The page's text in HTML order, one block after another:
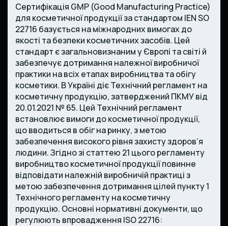
Сертифікація GMP (Good Manufacturing Practice)
для косметичної продукції за стандартом IEN SO
22716 базується на міжнародних вимогах до
якості та безпеки косметичних засобів. Цей
стандарт є загальновизнаним у Європі та світі й
забезпечує дотримання належної виробничої
практики на всіх етапах виробництва та обігу
косметики. В Україні діє Технічний регламент на
косметичну продукцію, затверджений ПКМУ від
20.01.2021 № 65. Цей Технічний регламент
встановлює вимоги до косметичної продукції,
що вводиться в обіг на ринку, з метою
забезпечення високого рівня захисту здоров’я
людини. Згідно зі статтею 21 цього регламенту
виробництво косметичної продукції повинне
відповідати належній виробничій практиці з
метою забезпечення дотримання цілей пункту 1
Технічного регламенту на косметичну
продукцію. Основні нормативні документи, що
регулюють впровадження ISO 22716: